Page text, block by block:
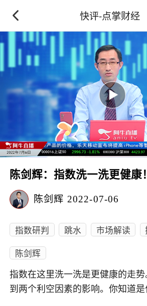
快评-点掌财经
陈剑辉：指数洗一洗更健康！
陈剑辉 2022-07-06
指数研判 跳水 市场解读
陈剑辉
指数在这里洗一洗是更健康的走
到两个利空因素的影响。你知道是